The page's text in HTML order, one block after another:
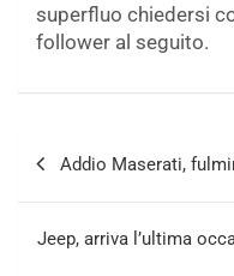
superfluo chiedersi
follower al seguito.
Addio Maserati,
Jeep, arriva l’ultima